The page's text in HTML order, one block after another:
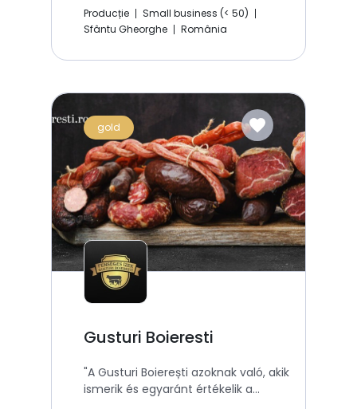
Producție
Small business (< 50)
Sfântu Gheorghe
România
gold favorite
Gusturi Boieresti
"A Gusturi Boierești azoknak való, akik
ismerik és egyaránt értékelik a